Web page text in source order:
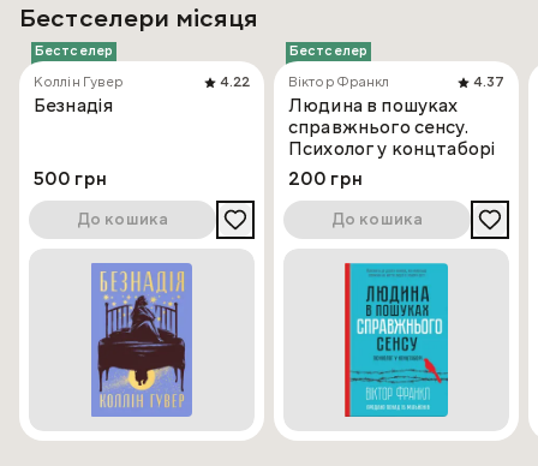
Бестселери місяця
Бестселер
Коллін Гувер
4.22
Безнадія
500 грн
До кошика
Бестселер
Віктор Франкл
4.37
Людина в пошуках
справжнього сенсу.
Психолог у концтаборі
200 грн
До кошика